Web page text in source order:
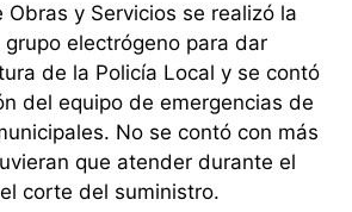
Obras y Servicios se realizó la
electrógeno para dar
de la Policía Local y se contó
del equipo de emergencias de
No se contó con más
que atender durante el
corte del suministro.